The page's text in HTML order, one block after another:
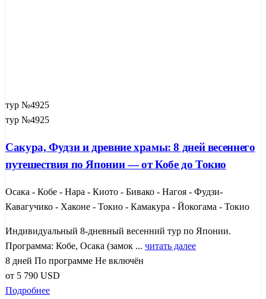
тур №4925
тур №4925
Сакура, Фудзи и древние храмы: 8 дней весеннего
путешествия по Японии — от Кобе до Токио
Осака - Кобе - Нара - Киото - Бивако - Нагоя - Фудзи-
Кавагучико - Хаконе - Токио - Камакура - Йокогама - Токио
Индивидуальный 8-дневный весенний тур по Японии.
Программа: Кобе, Осака (замок ... читать далее
8 дней По программе Не включён
от 5 790 USD
Подробнее